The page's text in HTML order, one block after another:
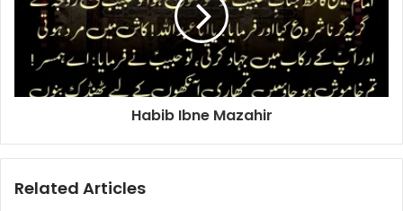
Habib Ibne Mazahir
Related Articles